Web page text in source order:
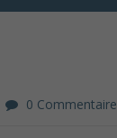
0 Commentaire